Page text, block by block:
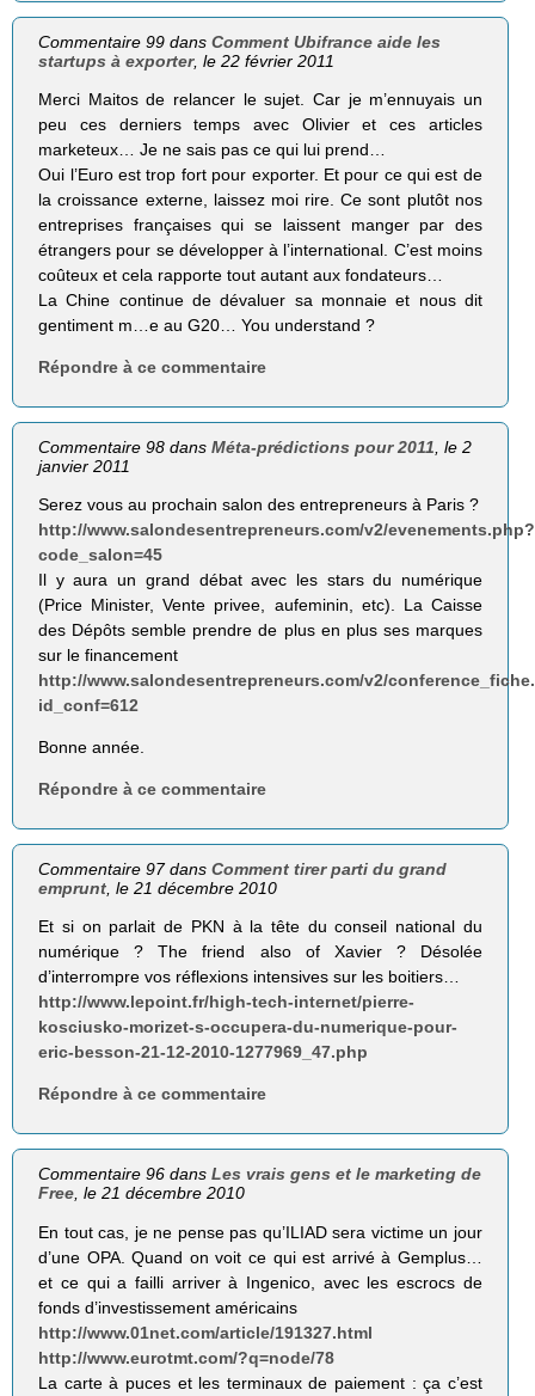
Commentaire 99 dansComment Ubifrance aide les
startups à exporter, le 22 février 2011
Merci Maitos de relancer le sujet. Car je m’ennuyais un
peu ces derniers temps avec Olivier et ces articles
marketeux… Je ne sais pas ce qui lui prend…
Oui l’Euro est trop fort pour exporter. Et pour ce qui est de
la croissance externe, laissez moi rire. Ce sont plutôt nos
entreprises françaises qui se laissent manger par des
étrangers pour se développer à l’international. C’est moins
coûteux et cela rapporte tout autant aux fondateurs…
La Chine continue de dévaluer sa monnaie et nous dit
gentiment m…e au G20… You understand ?
Répondre à ce commentaire
Commentaire 98 dansMéta-prédictions pour 2011 , le 2
janvier 2011
Serez vous au prochain salon des entrepreneurs à Paris ?
http://www.salondesentrepreneurs.com/v2/evenements.php?
code_salon=45
Il y aura un grand débat avec les stars du numérique
(Price Minister, Vente privee, aufeminin, etc). La Caisse
des Dépôts semble prendre de plus en plus ses marques
sur le financement
http://www.salondesentrepreneurs.com/v2/
id_conf=612
Bonne année.
Répondre à ce commentaire
Commentaire 97 dansComment tirer parti du grand
emprunt, le 21 décembre 2010
Et si on parlait de PKN à la tête du conseil national du
numérique ? The friend also of Xavier ? Désolée
d’interrompre vos réflexions intensives sur les boitiers…
http://www.lepoint.fr/high-tech-internet/pierre-
kosciusko-morizet-s-occupera-du-numerique-pour-
eric-besson-21-12-2010-1277969_47.php
Répondre à ce commentaire
Commentaire 96 dansLes vrais gens et le marketing de
Free, le 21 décembre 2010
En tout cas, je ne pense pas qu’ILIAD sera victime un jour
d’une OPA. Quand on voit ce qui est arrivé à Gemplus…
et ce qui a failli arriver à Ingenico, avec les escrocs de
fonds d’investissement américains
http://www.01net.com/article/191327.html
http://www.eurotmt.com/?q=node/78
La carte à puces et les terminaux de paiement : ça c’est